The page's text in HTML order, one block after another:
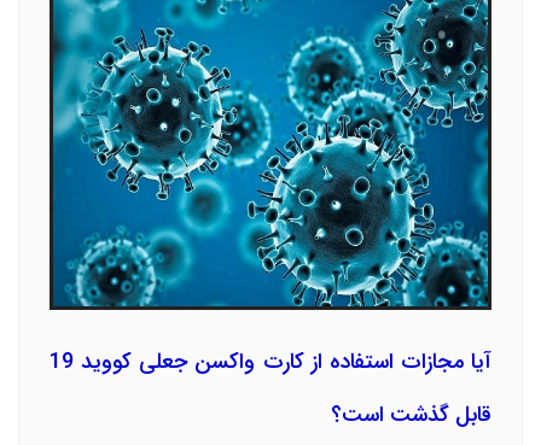
آیا مجازات استفاده از کارت واکسن جعلی کووید 19
قابل گذشت است؟